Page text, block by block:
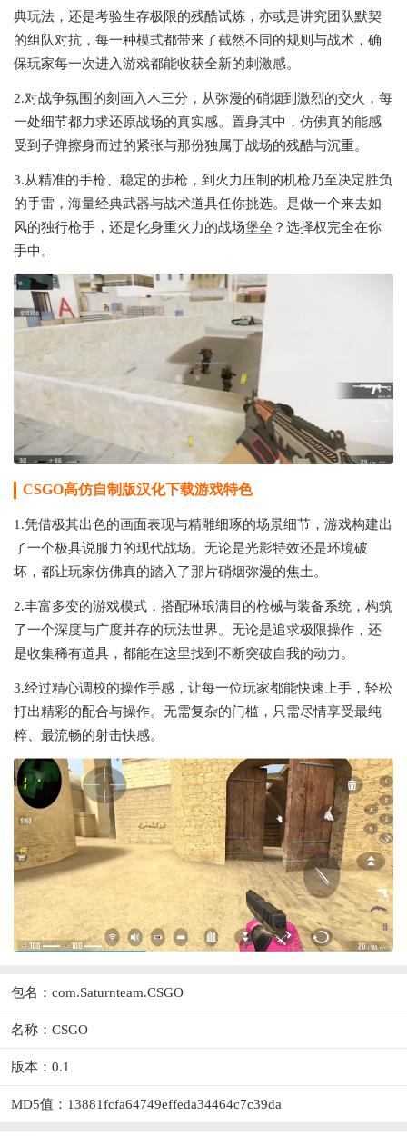
典玩法，还是考验生存极限的残酷试炼，亦或是讲究团队默契
的组队对抗，每一种模式都带来了截然不同的规则与战术，确
保玩家每一次进入游戏都能收获全新的刺激感。
2.对战争氛围的刻画入木三分，从弥漫的硝烟到激烈的交火，每
一处细节都力求还原战场的真实感。置身其中，仿佛真的能感
受到子弹擦身而过的紧张与那份独属于战场的残酷与沉重。
3.从精准的手枪、稳定的步枪，到火力压制的机枪乃至决定胜负
的手雷，海量经典武器与战术道具任你挑选。是做一个来去如
风的独行枪手，还是化身重火力的战场堡垒？选择权完全在你
手中。
CSGO高仿自制版汉化下载游戏特色
1.凭借极其出色的画面表现与精雕细琢的场景细节，游戏构建出
了一个极具说服力的现代战场。无论是光影特效还是环境破
坏，都让玩家仿佛真的踏入了那片硝烟弥漫的焦土。
2.丰富多变的游戏模式，搭配琳琅满目的枪械与装备系统，构筑
了一个深度与广度并存的玩法世界。无论是追求极限操作，还
是收集稀有道具，都能在这里找到不断突破自我的动力。
3.经过精心调校的操作手感，让每一位玩家都能快速上手，轻松
打出精彩的配合与操作。无需复杂的门槛，只需尽情享受最纯
粹、最流畅的射击快感。
包名：com.Saturnteam.CSGO
名称：CSGO
版本：0.1
MD5值：13881fcfa64749effeda34464c7c39da